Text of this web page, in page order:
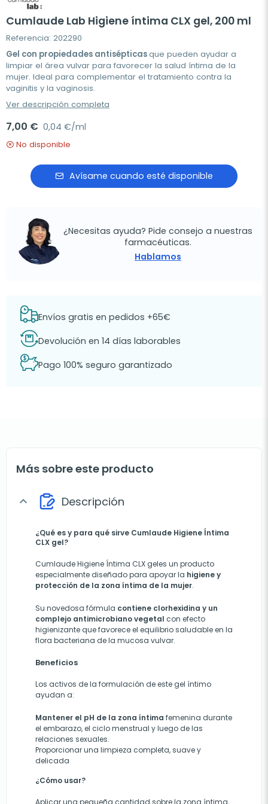
Cumlaude Lab Higiene íntima CLX gel, 200 ml
Referencia: 202290
Gel con propiedades antisépticasque pueden ayudar a
limpiar el área vulvar para favorecer la salud íntima de la
mujer. Ideal para complementar el tratamiento contra la
vaginitis y la vaginosis.
Ver descripción completa
7,00 € 0,04 €/ml
No disponible
Avísame cuando esté disponible
¿Necesitas ayuda? Pide consejo a nuestras
farmacéuticas.
Hablamos
Envíos gratis en pedidos +65€
Devolución en 14 días laborables
Pago 100% seguro garantizado
Más sobre este producto
expand_more Descripción
¿Qué es y para qué sirve Cumlaude Higiene Íntima
CLX gel?
Cumlaude Higiene Íntima CLX geles un producto
especialmente diseñado para apoyar la higiene y
protección de la zona íntima de la mujer.
Su novedosa fórmula contiene clorhexidina y un
complejo antimicrobiano vegetal con efecto
higienizante que favorece el equilibrio saludable en la
flora bacteriana de la mucosa vulvar.
Beneficios
Los activos de la formulación de este gel íntimo
ayudan a:
Mantener el pH de la zona íntima femenina durante
el embarazo, el ciclo menstrual y luego de las
relaciones sexuales.
Proporcionar una limpieza completa, suave y
delicada
¿Cómo usar?